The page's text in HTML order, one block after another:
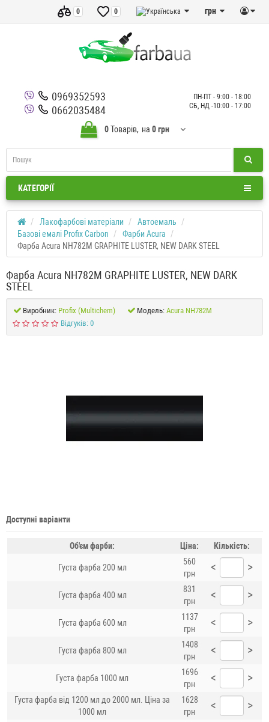
грн
0
0
0969352593
0662035484
ПН-ПТ - 9:00 - 18:00
СБ, НД -10:00 - 17:00
0Товарів, на 0 грн
КАТЕГОРІЇ
Лакофарбові матеріали
Автоемаль
Базові емалі Profix Carbon
Фарби Acura
Фарба Acura NH782M GRAPHITE LUSTER, NEW DARK STEEL
Фарба Acura NH782M GRAPHITE LUSTER, NEW DARK
STEEL
Виробник: Profix (Multichem) Модель: Acura NH782M
Відгуків: 0
Доступні варіанти
Об'єм фарби: Ціна: Кількість:
Густа фарба 200 мл
560
грн
< >
Густа фарба 400 мл
831
грн
< >
Густа фарба 600 мл
1137
грн
< >
Густа фарба 800 мл
1408
грн
< >
Густа фарба 1000 мл
1696
грн
< >
Густа фарба від 1200 мл до 2000 мл. Ціна за
1000 мл
1628
грн
< >